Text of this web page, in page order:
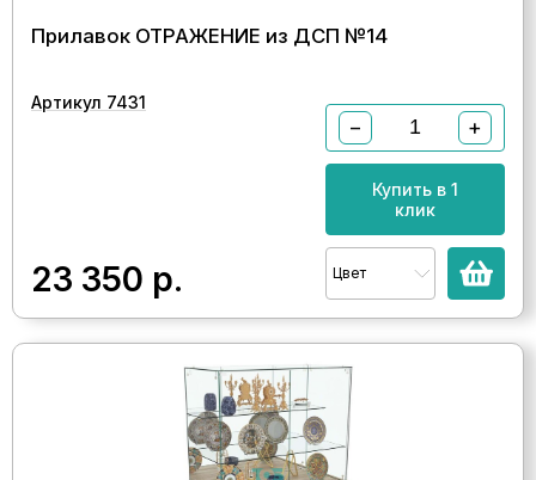
Прилавок ОТРАЖЕНИЕ из ДСП №14
Артикул 7431
23 350 р.
− +
Купить в 1
клик
Цвет